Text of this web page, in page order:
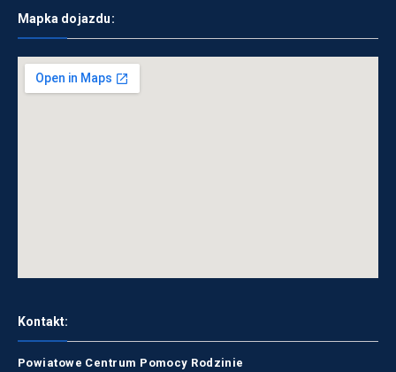
Mapka dojazdu:
Kontakt:
Powiatowe Centrum Pomocy Rodzinie